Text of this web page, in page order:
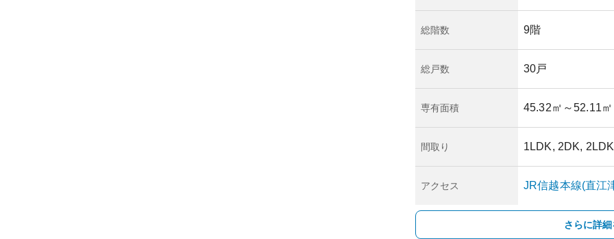
総階数 9階
総戸数 30戸
専有面積 45.32㎡ ～52.11㎡
間取り 1LDK, 2DK, 2LDK
アクセス JR信越本線(直江
さらに詳